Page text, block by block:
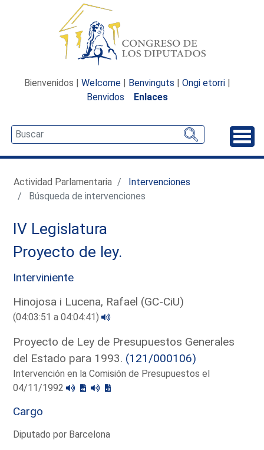
Bienvenidos | Welcome | Benvinguts | Ongi etorri |
Benvidos
Enlaces
Actividad Parlamentaria
Intervenciones
Búsqueda de intervenciones
IV Legislatura
Proyecto de ley.
Interviniente
Hinojosa i Lucena, Rafael (GC-CiU)
(04:03:51 a 04:04:41)
Proyecto de Ley de Presupuestos Generales
del Estado para 1993. (121/000106)
Intervención en la Comisión de Presupuestos el
04/11/1992
Cargo
Diputado por Barcelona